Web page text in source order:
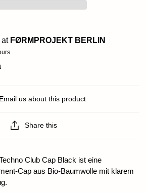
at FØRMPROJEKT BERLIN
Email us about this product
Share this
Club Cap Black ist eine
Cap aus Bio-Baumwolle mit klarem